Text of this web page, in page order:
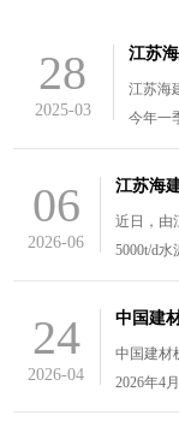
28
2025-03
江苏
江苏海
今年一
06
2026-06
近日，由
5000t/d水
24
2026-04
中国建材
2026年4